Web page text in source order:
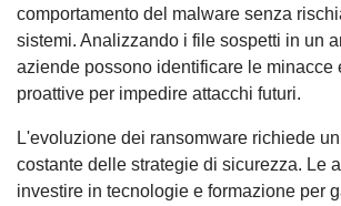
comportamento del malware senza
sistemi. Analizzando i file sospetti in un
aziende possono identificare le minacce
proattive per impedire attacchi futuri.
L'evoluzione dei ransomware richiede
costante delle strategie di sicurezza. Le
investire in tecnologie e formazione per